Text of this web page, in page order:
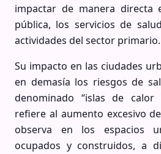
impactar de manera directa
pública, los servicios de
actividades del sector primario.
Su impacto en las ciudades
en demasía los riesgos de
denominado “islas de
refiere al aumento excesivo
observa en los espacios
ocupados y construidos, a